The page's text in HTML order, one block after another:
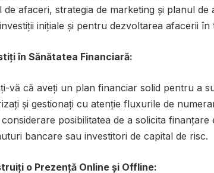
de afaceri, strategia de marketing și planul de
inițiale și pentru dezvoltarea afacerii în
în Sănătatea Financiară:
vă că aveți un plan financiar solid pentru a
și gestionați cu atenție fluxurile de
posibilitatea de a solicita
bancare sau investitori de capital de risc.
o Prezență Online și Offline: